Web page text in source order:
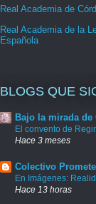
Real Academia de
Real Academia de la
Española
BLOGS QUE
Bajo la mirada de
El convento de
Hace 3 meses
Colectivo
En Imágenes:
Hace 13 horas